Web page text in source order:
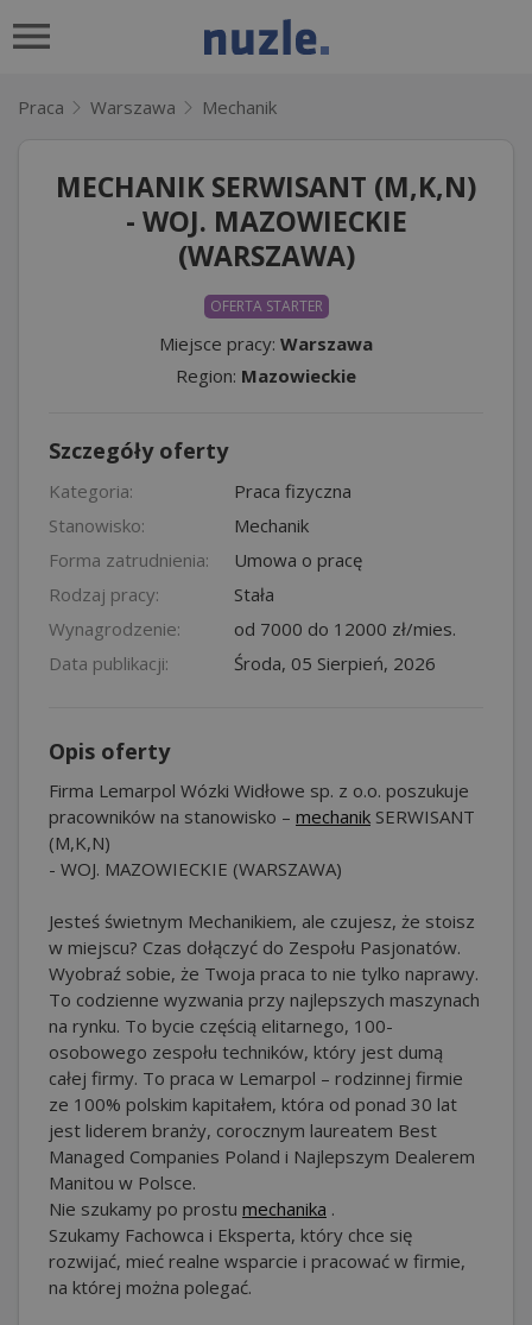
Praca Warszawa Mechanik
MECHANIK SERWISANT (M,K,N)
- WOJ. MAZOWIECKIE
(WARSZAWA)
OFERTA STARTER
Miejsce pracy: Warszawa
Region: Mazowieckie
Szczegóły oferty
Kategoria:
Praca fizyczna
Stanowisko:
Mechanik
Forma zatrudnienia:
Umowa o pracę
Rodzaj pracy:
Stała
Wynagrodzenie:
od 7000 do 12000 zł/mies.
Data publikacji:
Środa, 05 Sierpień, 2026
Opis oferty
Firma Lemarpol Wózki Widłowe sp. z o.o. poszukuje
pracowników na stanowisko – mechanik SERWISANT
(M,K,N)
- WOJ. MAZOWIECKIE (WARSZAWA)
Jesteś świetnym Mechanikiem, ale czujesz, że stoisz
w miejscu? Czas dołączyć do Zespołu Pasjonatów.
Wyobraź sobie, że Twoja praca to nie tylko naprawy.
To codzienne wyzwania przy najlepszych maszynach
na rynku. To bycie częścią elitarnego, 100-
osobowego zespołu techników, który jest dumą
całej firmy. To praca w Lemarpol – rodzinnej firmie
ze 100% polskim kapitałem, która od ponad 30 lat
jest liderem branży, corocznym laureatem Best
Managed Companies Poland i Najlepszym Dealerem
Manitou w Polsce.
Nie szukamy po prostu mechanika .
Szukamy Fachowca i Eksperta, który chce się
rozwijać, mieć realne wsparcie i pracować w firmie,
na której można polegać.